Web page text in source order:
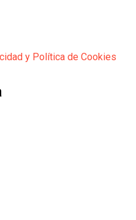
y Política de Cookies